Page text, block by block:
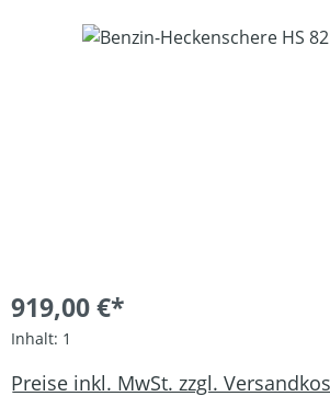
Bildergalerie überspringen
919,00 €*
Inhalt: 1
Preise inkl. MwSt. zzgl.